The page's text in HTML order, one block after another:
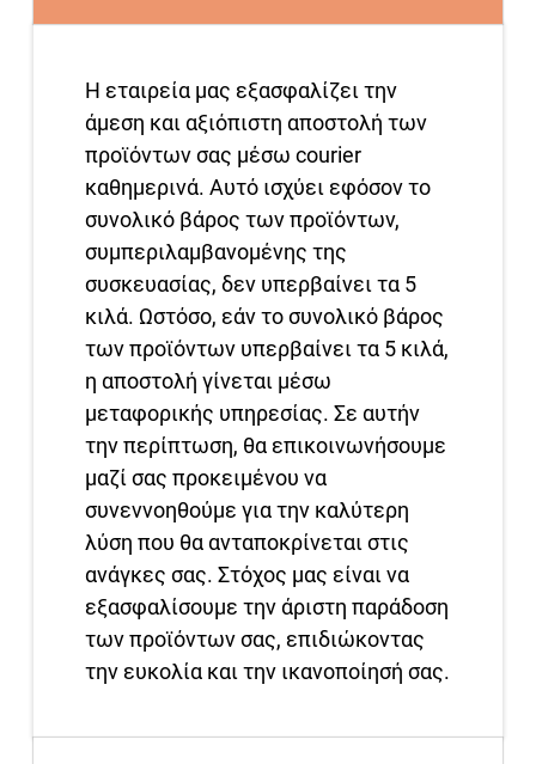
Η εταιρεία μας εξασφαλίζει την
άμεση και αξιόπιστη αποστολή των
προϊόντων σας μέσω courier
καθημερινά. Αυτό ισχύει εφόσον το
συνολικό βάρος των προϊόντων,
συμπεριλαμβανομένης της
συσκευασίας, δεν υπερβαίνει τα 5
κιλά. Ωστόσο, εάν το συνολικό βάρος
των προϊόντων υπερβαίνει τα 5 κιλά,
η αποστολή γίνεται μέσω
μεταφορικής υπηρεσίας. Σε αυτήν
την περίπτωση, θα επικοινωνήσουμε
μαζί σας προκειμένου να
συνεννοηθούμε για την καλύτερη
λύση που θα ανταποκρίνεται στις
ανάγκες σας. Στόχος μας είναι να
εξασφαλίσουμε την άριστη παράδοση
των προϊόντων σας, επιδιώκοντας
την ευκολία και την ικανοποίησή σας.